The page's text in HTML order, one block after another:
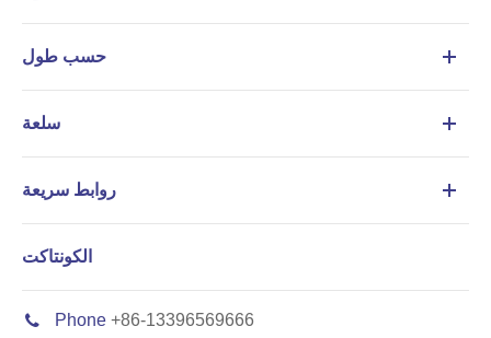
حسب طول
سلعة
روابط سريعة
الكونتاكت
Phone +86-13396569666